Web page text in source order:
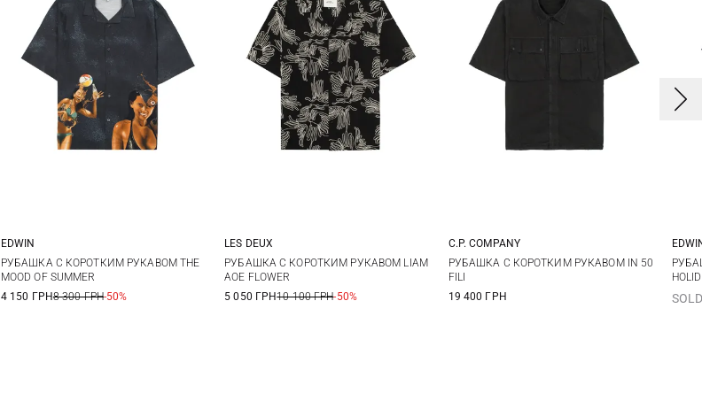
M L XL XXL
EDWIN
РУБАШКА С КОРОТКИМ РУКАВОМ THE
MOOD OF SUMMER
4 150 ГРН8 300 ГРН-50%
M L XL XXL
LES DEUX
РУБАШКА С КОРОТКИМ РУКАВОМ LIAM
AOE FLOWER
5 050 ГРН10 100 ГРН-50%
M L XL
C.P. COMPANY
РУБАШКА С КОРОТКИМ РУКАВОМ IN 50
FILI
19 400 ГРН